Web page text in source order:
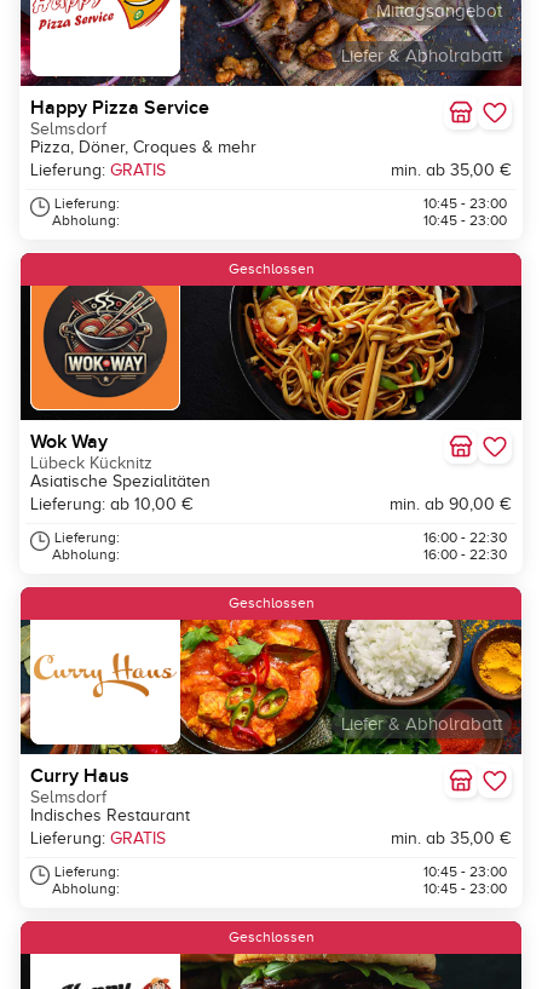
Liefer & Abholrabatt
Mittagsangebot
Happy Pizza Service
Selmsdorf
Pizza, Döner, Croques & mehr
Lieferung: GRATIS min. ab 35,00 €
Lieferung:
Abholung:
10:45 - 23:00
10:45 - 23:00
Geschlossen
Wok Way
Lübeck Kücknitz
Asiatische Spezialitäten
Lieferung: ab 10,00 €
min. ab 90,00 €
Lieferung:
Abholung:
16:00 - 22:30
16:00 - 22:30
Liefer & Abholrabatt
Geschlossen
Curry Haus
Selmsdorf
Indisches Restaurant
Lieferung: GRATIS min. ab 35,00 €
Lieferung:
Abholung:
10:45 - 23:00
10:45 - 23:00
Geschlossen